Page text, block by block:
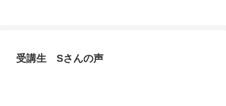
受講生 Sさんの声